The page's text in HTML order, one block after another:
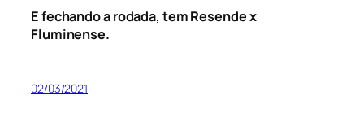
E fechando a rodada, tem Resende x
Fluminense.
02/03/2021